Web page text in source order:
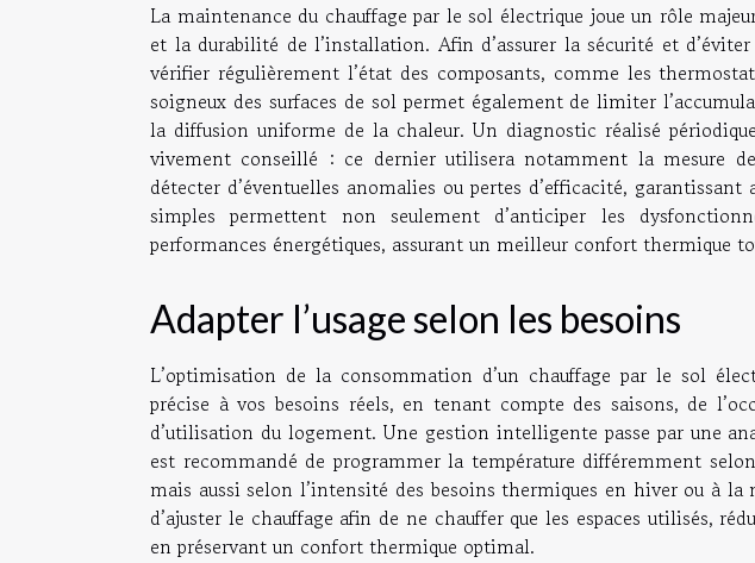
La maintenance du chauffage par le sol électrique joue un rôle
et la durabilité de l’installation. Afin d’assurer la sécurité et
vérifier régulièrement l’état des composants, comme les
soigneux des surfaces de sol permet également de limiter
la diffusion uniforme de la chaleur. Un diagnostic réalisé
vivement conseillé : ce dernier utilisera notamment la mesure
détecter d’éventuelles anomalies ou pertes d’efficacité,
simples permettent non seulement d’anticiper les
performances énergétiques, assurant un meilleur confort thermique
Adapter l’usage selon les besoins
L’optimisation de la consommation d’un chauffage par le sol
précise à vos besoins réels, en tenant compte des saisons, de
d’utilisation du logement. Une gestion intelligente passe par une
est recommandé de programmer la température différemment
mais aussi selon l’intensité des besoins thermiques en hiver ou à
d’ajuster le chauffage afin de ne chauffer que les espaces utilisés,
en préservant un confort thermique optimal.